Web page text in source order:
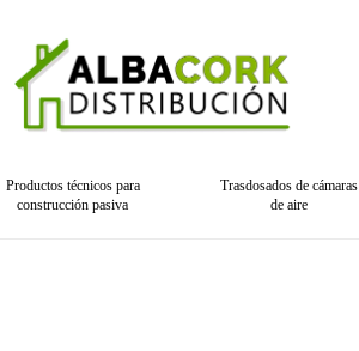
Productos técnicos para
construcción pasiva
Trasdosados de cámaras
de aire